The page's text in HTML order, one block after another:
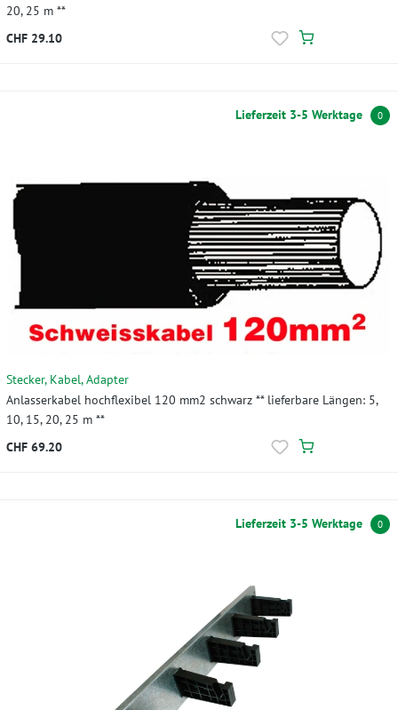
20, 25 m **
CHF 29.10
Lieferzeit 3-5 Werktage 0
Stecker, Kabel, Adapter
Anlasserkabel hochflexibel 120 mm2 schwarz ** lieferbare Längen: 5,
10, 15, 20, 25 m **
CHF 69.20
Lieferzeit 3-5 Werktage 0